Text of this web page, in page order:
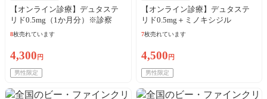
【オンライン診療】デュタステ
リド0.5mg（1か月分）※診察
料・送料込
8枚売れています
4,300 円
男性限定
【オンライン診療】デュタステ
リド0.5mg＋ミノキシジル
5mg（1か月分）※診察料・送料
7枚売れています
4,500 円
男性限定